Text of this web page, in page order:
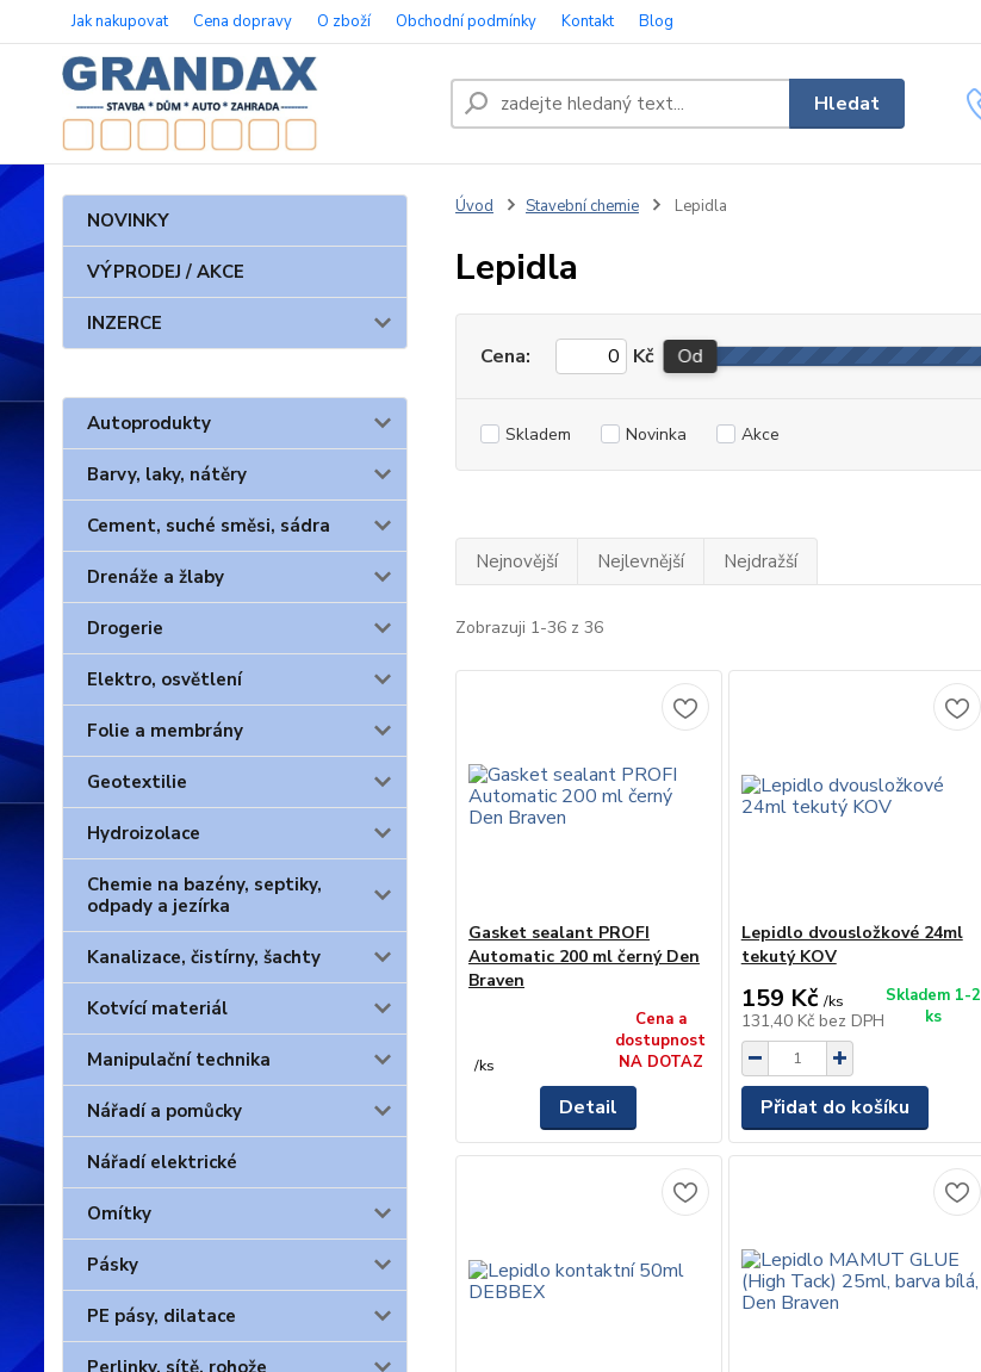
Jak nakupovat Cena dopravy O zboží Obchodní podmínky Kontakt Blog
Hledat
NOVINKY
VÝPRODEJ / AKCE
INZERCE
Autoprodukty
Barvy, laky, nátěry
Cement, suché směsi, sádra
Drenáže a žlaby
Drogerie
Elektro, osvětlení
Folie a membrány
Geotextilie
Hydroizolace
Chemie na bazény, septiky,
odpady a jezírka
Kanalizace, čistírny, šachty
Kotvící materiál
Manipulační technika
Nářadí a pomůcky
Nářadí elektrické
Omítky
Pásky
PE pásy, dilatace
Perlinky, sítě, rohože
Úvod Stavební chemie Lepidla
Lepidla
Cena: Kč Od
Skladem Novinka Akce
Nejnovější Nejlevnější Nejdražší
Zobrazuji 1-36 z 36
Gasket sealant PROFI
Automatic 200 ml černý Den
Braven
/ks
Cena a
dostupnost
NA DOTAZ
Detail
Lepidlo dvousložkové 24ml
tekutý KOV
159 Kč /ks
131,40 Kč bez DPH
Skladem 1-2
ks
Přidat do košíku